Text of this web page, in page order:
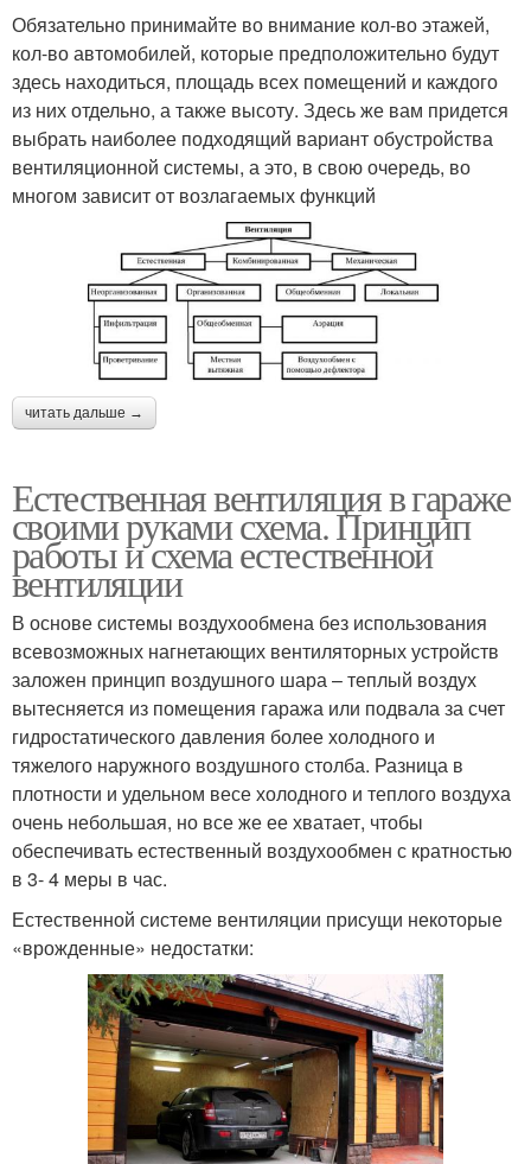
Обязательно принимайте во внимание кол-во этажей,
кол-во автомобилей, которые предположительно будут
здесь находиться, площадь всех помещений и каждого
из них отдельно, а также высоту. Здесь же вам придется
выбрать наиболее подходящий вариант обустройства
вентиляционной системы, а это, в свою очередь, во
многом зависит от возлагаемых функций
читать дальше →
Естественная вентиляция в гараже
своими руками схема. Принцип
работы и схема естественной
вентиляции
В основе системы воздухообмена без использования
всевозможных нагнетающих вентиляторных устройств
заложен принцип воздушного шара – теплый воздух
вытесняется из помещения гаража или подвала за счет
гидростатического давления более холодного и
тяжелого наружного воздушного столба. Разница в
плотности и удельном весе холодного и теплого воздуха
очень небольшая, но все же ее хватает, чтобы
обеспечивать естественный воздухообмен с кратностью
в 3- 4 меры в час.
Естественной системе вентиляции присущи некоторые
«врожденные» недостатки: